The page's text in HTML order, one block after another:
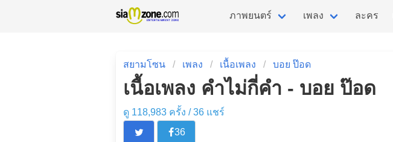
ภาพยนตร์ เพลง ละคร
สยามโซน เพลง เนื้อเพลง บอย ป๊อด
เนื้อเพลง คำไม่กี่คำ - บอย ป๊อด
ดู 118,983 ครั้ง /36 แชร์
36